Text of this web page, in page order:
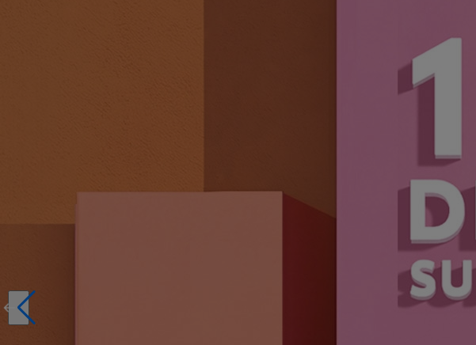
Réservez en ligne votre occasion pour 1€ seulement
Réservez en ligne